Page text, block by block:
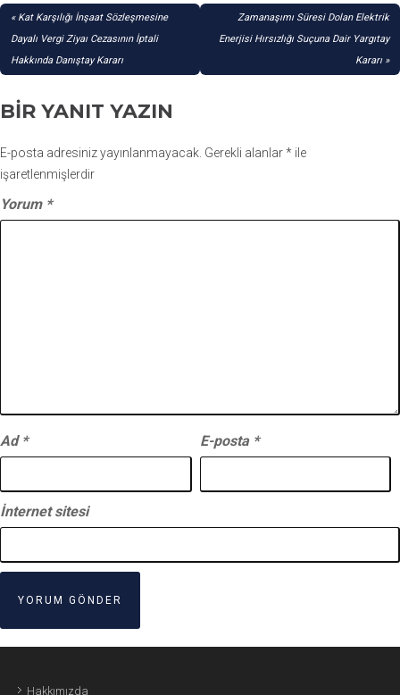
YAZI
GEZINMESI
Kat Karşılığı İnşaat Sözleşmesine
Dayalı Vergi Ziyaı Cezasının İptali
Hakkında Danıştay Kararı
Zamanaşımı Süresi Dolan Elektrik
Enerjisi Hırsızlığı Suçuna Dair Yargıtay
Kararı
BIR YANIT YAZIN
E-posta adresiniz yayınlanmayacak. Gerekli alanlar* ile
işaretlenmişlerdir
Yorum *
Ad * E-posta *
İnternet sitesi
Hakkımızda